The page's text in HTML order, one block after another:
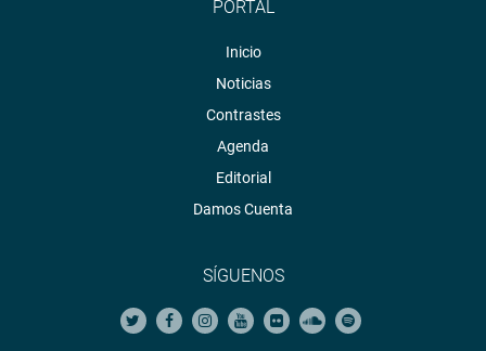
PORTAL
Inicio
Noticias
Contrastes
Agenda
Editorial
Damos Cuenta
SÍGUENOS